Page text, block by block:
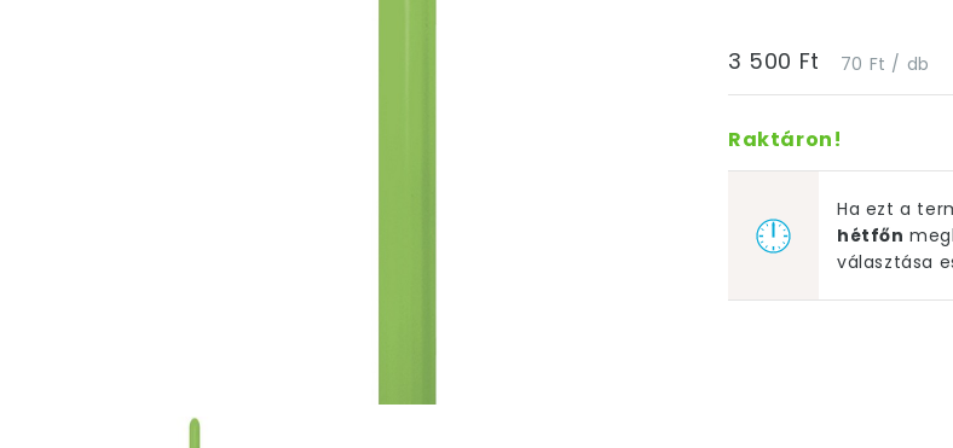
3 500 Ft 70 Ft / db
Raktáron!
Ha ezt a
hétfőn
választása